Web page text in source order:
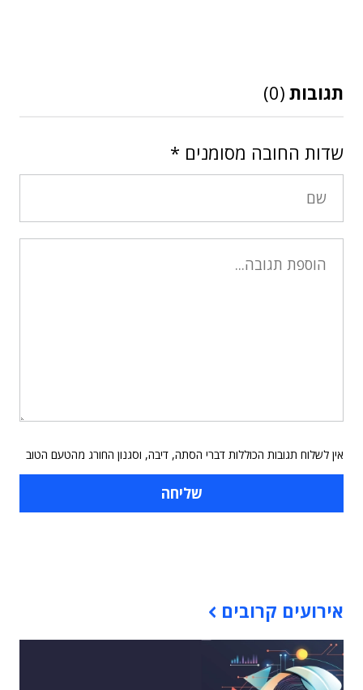
תגובות (0)
שדות החובה מסומנים *
אין לשלוח תגובות הכוללות דברי הסתה, דיבה, וסגנון החורג מהטעם הטוב
אירועים קרובים